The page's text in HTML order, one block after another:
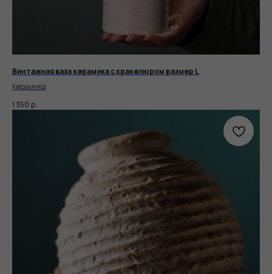
Винтажная ваза керамика с кракелюром размер L
Керамика
1 350 р.